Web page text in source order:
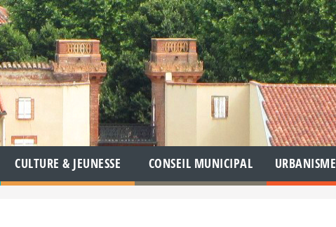
CULTURE & JEUNESSE CONSEIL MUNICIPAL URBANISME